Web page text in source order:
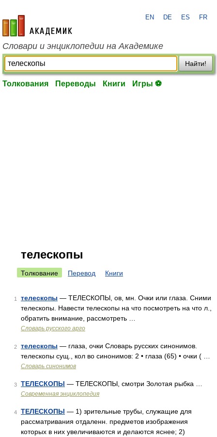
academic.ru
EN DE ES FR
Словари и энциклопедии на Академике
Найти!
Толкования Переводы Книги Игры ⚽
телескопы
Толкование Перевод Книги
1 телескопы — ТЕЛЕСКОПЫ, ов, мн. Очки или глаза. Сними
телескопы. Навести телескопы на что посмотреть на что л.,
обратить внимание, рассмотреть …
Словарь русского арго
2 телескопы — глаза, очки Словарь русских синонимов.
телескопы сущ., кол во синонимов: 2 • глаза (65) • очки ( …
Словарь синонимов
3 ТЕЛЕСКОПЫ — ТЕЛЕСКОПЫ, смотри Золотая рыбка …
Современная энциклопедия
4 ТЕЛЕСКОПЫ — 1) зрительные трубы, служащие для
рассматривания отдаленн. предметов изображения
которых в них увеличиваются и делаются яснее; 2)